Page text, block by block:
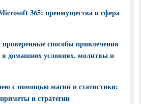
365: преимущества и сфера
способы привлечения
в домашних условиях, молитвы и
с помощью магии и статистики:
и стратегии